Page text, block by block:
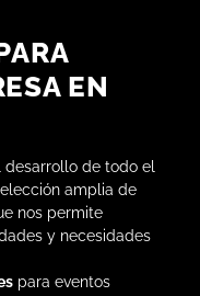
EN
desarrollo de todo el
amplia de
nos permite
y necesidades
para eventos